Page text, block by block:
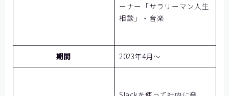
ーナー「サラリーマン人生
相談」・音楽
期間 2023年4月～